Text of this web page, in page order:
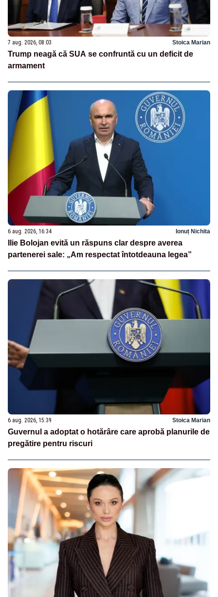
7 aug. 2026, 08:03 Stoica Marian
Trump neagă că SUA se confruntă cu un deficit de
armament
6 aug. 2026, 16:34 Ionuț Nichita
Ilie Bolojan evită un răspuns clar despre averea
partenerei sale: „Am respectat întotdeauna legea”
6 aug. 2026, 15:39 Stoica Marian
Guvernul a adoptat o hotărâre care aprobă planurile de
pregătire pentru riscuri